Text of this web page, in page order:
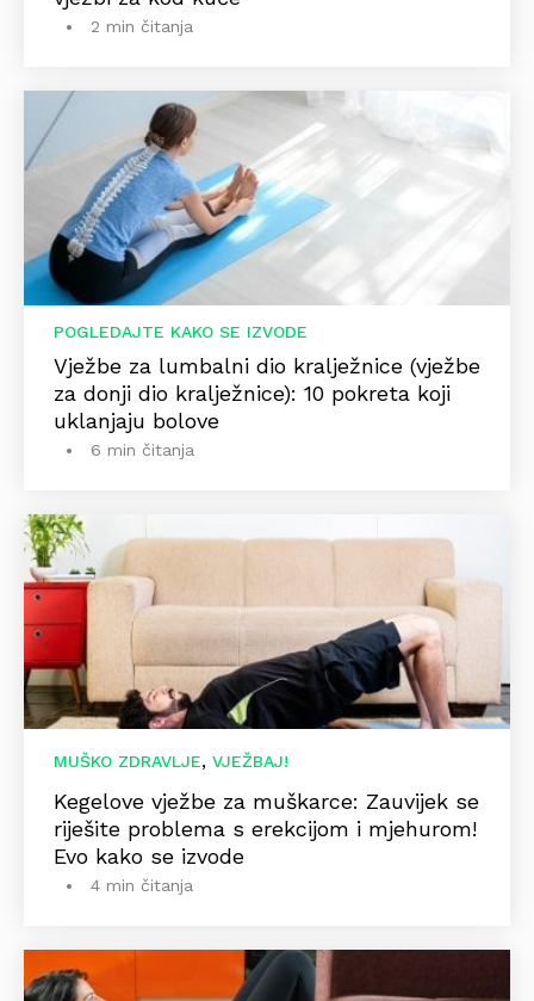
2 min čitanja
POGLEDAJTE KAKO SE IZVODE
Vježbe za lumbalni dio kralježnice (vježbe
za donji dio kralježnice): 10 pokreta koji
uklanjaju bolove
6 min čitanja
MUŠKO ZDRAVLJE, VJEŽBAJ!
Kegelove vježbe za muškarce: Zauvijek se
riješite problema s erekcijom i mjehurom!
Evo kako se izvode
4 min čitanja